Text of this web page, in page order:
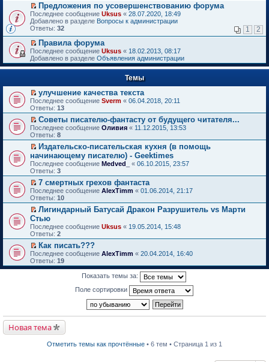
П
е
р
й
т
и
к
п
в
о
м
у
н
е
п
р
о
ч
и
т
а
н
н
о
м
у
с
о
о
б
щ
е
н
и
Предложения по усовершенствованию форума
Последнее сообщение Uksus « 28.07.2020, 18:49
Добавлено в разделе Вопросы к администрации
Ответы: 32 1 2
П
е
р
е
т
и
к
п
е
р
в
о
м
у
н
е
п
р
о
ч
и
т
а
н
н
о
м
у
с
о
ю
Правила форума
Последнее сообщение Uksus « 18.02.2013, 08:17
Добавлено в разделе Объявления администрации
Темы
П
е
р
е
й
т
и
к
п
е
р
в
о
м
у
н
е
п
р
о
ч
и
т
а
н
о
о
б
щ
улучшение качества текста
Последнее сообщение Sverm « 06.04.2018, 20:11
Ответы: 13
П
е
р
е
й
т
и
к
п
е
р
в
о
м
у
н
е
п
р
о
ч
м
у
с
Советы писателю-фантасту от будущего читателя...
Последнее сообщение Оливия « 11.12.2015, 13:53
Ответы: 8
П
е
р
е
й
т
и
к
п
е
р
в
о
м
у
н
е
а
н
н
Издательско-писательская кухня (в помощь
начинающему писателю) - Geektimes
Последнее сообщение Medved_ « 06.10.2015, 23:57
Ответы: 3
П
е
р
е
й
т
и
к
п
е
р
в
р
о
ч
7 смертных грехов фантаста
Последнее сообщение AlexTimm « 01.06.2014, 21:17
Ответы: 10
П
е
р
е
й
т
и
к
у
е
Лигиндарный Батусай Дракон Разрушитель vs Марти
Стью
Последнее сообщение Uksus « 19.05.2014, 15:48
Ответы: 2
П
е
р
е
в
Как писать???
Последнее сообщение AlexTimm « 20.04.2014, 16:40
Ответы: 19
Показать темы за:
Поле сортировки
Новая тема
Отметить темы как прочтённые • 6 тем • Страница 1 из 1